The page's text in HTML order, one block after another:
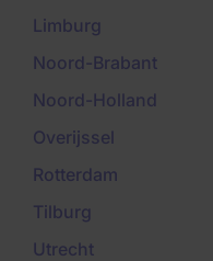
Limburg
Noord-Brabant
Noord-Holland
Overijssel
Rotterdam
Tilburg
Utrecht